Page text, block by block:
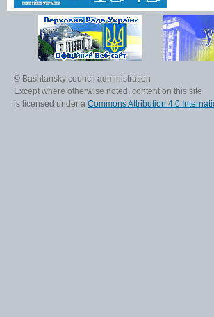
© Bashtansky council administration
Except where otherwise noted, content on this site
is licensed under a Commons Attribution 4.0